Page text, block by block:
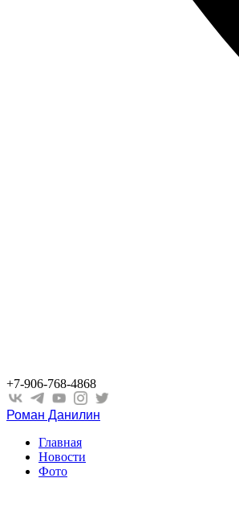
+7-906-768-4868
Роман Данилин
Главная
Новости
Фото